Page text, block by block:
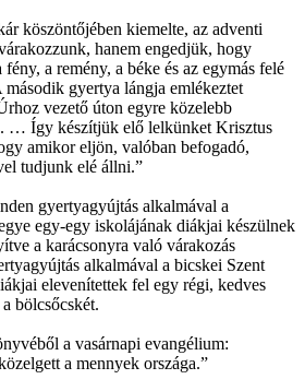
köszöntőjében kiemelte, az adventi
hanem engedjük, hogy
a remény, a béke és az egymás felé
gyertya lángja emlékeztet
vezető úton egyre közelebb
… Így készítjük elő lelkünket Krisztus
amikor eljön, valóban befogadó,
tudjunk elé állni.”
gyertyagyújtás alkalmával a
egy-egy iskolájának diákjai készülnek
a karácsonyra való várakozás
alkalmával a bicskei Szent
elevenítettek fel egy régi, kedves
bölcsőcskét.
a vasárnapi evangélium:
a mennyek országa.”